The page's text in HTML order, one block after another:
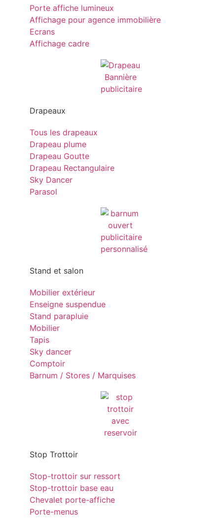
Porte affiche lumineux
Affichage pour agence immobilière
Ecrans
Affichage cadre
Drapeaux
Tous les drapeaux
Drapeau plume
Drapeau Goutte
Drapeau Rectangulaire
Sky Dancer
Parasol
Stand et salon
Mobilier extérieur
Enseigne suspendue
Stand parapluie
Mobilier
Tapis
Sky dancer
Comptoir
Barnum / Stores / Marquises
Stop Trottoir
Stop-trottoir sur ressort
Stop-trottoir base eau
Chevalet porte-affiche
Porte-menus